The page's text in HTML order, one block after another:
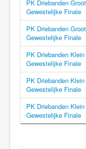
PK Driebanden
Gewestelijke Finale
PK Driebanden
Gewestelijke Finale
PK Driebanden
Gewestelijke Finale
PK Driebanden
Gewestelijke Finale
PK Driebanden
Gewestelijke Finale